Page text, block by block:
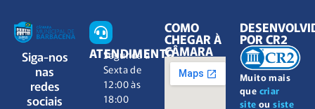
Siga-nos
nas
redes
sociais
ATENDIMENTO
Segunda à
Sexta de
12:00 às
18:00
COMO
CHEGAR À
CÂMARA
Muito mais
que criar
site ousiste
POR CR2